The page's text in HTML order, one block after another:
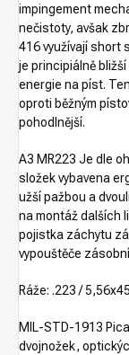
impingement
nečistoty, avšak
416 využívají short
je principiálně
energie na píst.
oproti běžným
pohodlnější.
A3 MR223 Je dle
složek vybavena
užší pažbou a
na montáž dalších
pojistka záchytu
vypouštěče
Ráže: .223 / 5,56x45
MIL-STD-1913
dvojnožek,